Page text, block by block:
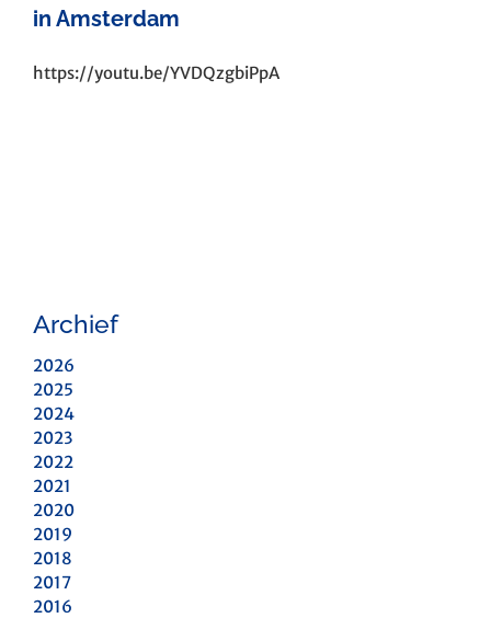
in Amsterdam
https://youtu.be/YVDQzgbiPpA
Archief
2026
2025
2024
2023
2022
2021
2020
2019
2018
2017
2016